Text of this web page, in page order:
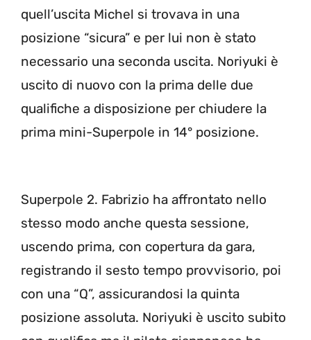
quell’uscita Michel si trovava in una
posizione “sicura” e per lui non è stato
necessario una seconda uscita. Noriyuki è
uscito di nuovo con la prima delle due
qualifiche a disposizione per chiudere la
prima mini-Superpole in 14° posizione.
Superpole 2. Fabrizio ha affrontato nello
stesso modo anche questa sessione,
uscendo prima, con copertura da gara,
registrando il sesto tempo provvisorio, poi
con una “Q”, assicurandosi la quinta
posizione assoluta. Noriyuki è uscito subito